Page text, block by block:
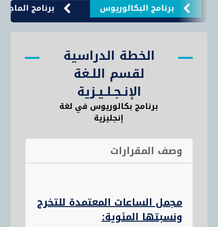
برنامج البكالوريوس برنامج
الخطة الدراسية
لقسم اللـغة
الإنـجـلـيـزية
برنامج بكالوريوس في لغة
إنجليزية
وصف المقرارات
مجمل الساعات المعتمدة للتخرج
ونسبتها المئوية: